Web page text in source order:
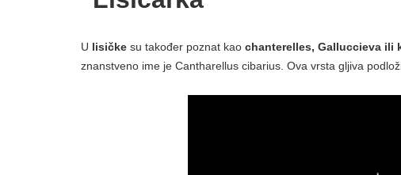
U lisičke su također poznat kao chanterelles, Galluccieva ili
znanstveno ime je Cantharellus cibarius. Ova vrsta gljiva